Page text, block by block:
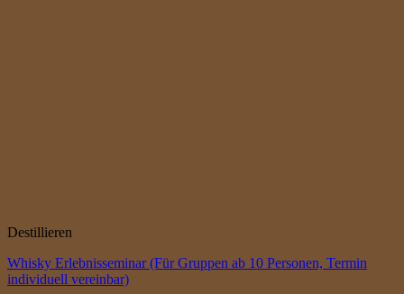
Destillieren
Whisky Erlebnisseminar (Für Gruppen ab 10 Personen, Termin
individuell vereinbar)